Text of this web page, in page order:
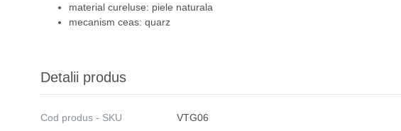
material cureluse: piele naturala
mecanism ceas: quarz
Detalii produs
Cod produs - SKU VTG06